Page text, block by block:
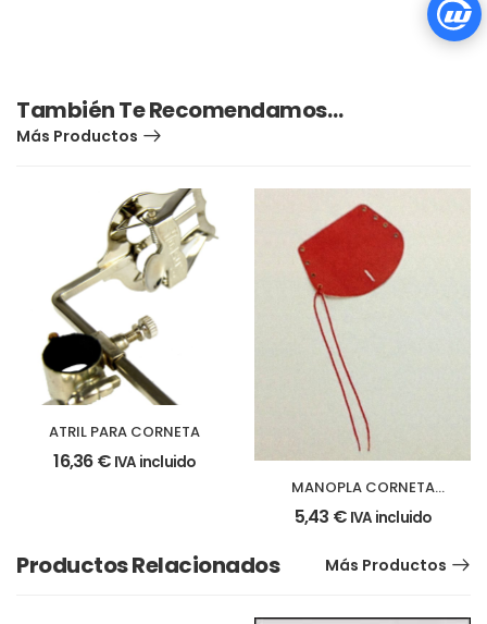
También Te Recomendamos…
Más Productos
ATRIL PARA CORNETA
16,36€ IVA incluido
MANOPLA CORNETA
CORTA roja
5,43 € IVA incluido
Productos Relacionados Más Productos